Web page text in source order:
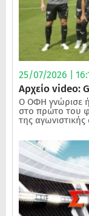
25/07/2026 |
Αρχείο video:
Ο ΟΦΗ γνώρισε
στο πρώτο του
της αγωνιστικής